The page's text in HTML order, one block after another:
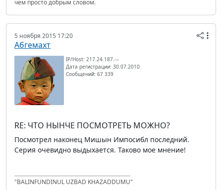
чем просто добрым словом.
5 ноября 2015 17:20
Абгемахт
IP/Host: 217.24.187.---
Дата регистрации: 30.07.2010
Сообщений: 67 339
RE: ЧТО НЫНЧЕ ПОСМОТРЕТЬ МОЖНО?
Посмотрел наконец Мишын Импосибл последний.
Серия очевидно выдыхается. Таково мое мнение!
"BALINFUNDINUL UZBAD KHAZADDUMU"